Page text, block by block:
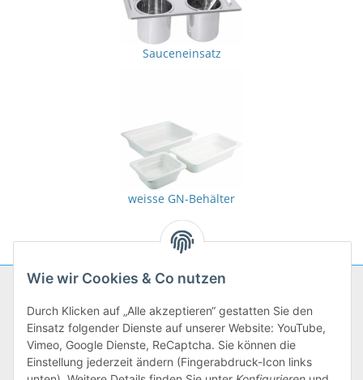
Sauceneinsatz
weisse GN-Behälter
Unternehmen
mein kochbedarf:
Service
Wie wir Cookies & Co nutzen
Durch Klicken auf „Alle akzeptieren“ gestatten Sie den
Einsatz folgender Dienste auf unserer Website: YouTube,
Vimeo, Google Dienste, ReCaptcha. Sie können die
Einstellung jederzeit ändern (Fingerabdruck-Icon links